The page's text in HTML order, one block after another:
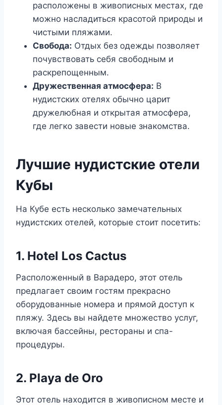
расположены в живописных местах, где
можно насладиться красотой природы и
чистыми пляжами.
Свобода: Отдых без одежды позволяет
почувствовать себя свободным и
раскрепощенным.
Дружественная атмосфера: В
нудистских отелях обычно царит
дружелюбная и открытая атмосфера,
где легко завести новые знакомства.
Лучшие нудистские отели
Кубы
На Кубе есть несколько замечательных
нудистских отелей, которые стоит посетить:
1. Hotel Los Cactus
Расположенный в Варадеро, этот отель
предлагает своим гостям прекрасно
оборудованные номера и прямой доступ к
пляжу. Здесь вы найдете множество услуг,
включая бассейны, рестораны и спа-
процедуры.
2. Playa de Oro
Этот отель находится в живописном месте и